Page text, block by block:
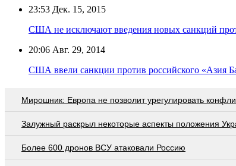
23:53 Дек. 15, 2015
США не исключают введения новых санкций
20:06 Авг. 29, 2014
США ввели санкции против российского «Азия
Мирошник: Европа не позволит урегулировать
Залужный раскрыл некоторые аспекты положения
Более 600 дронов ВСУ атаковали Россию